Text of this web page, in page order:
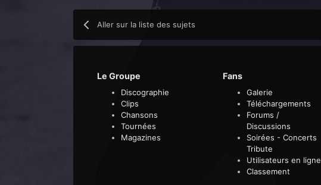
Aller sur la liste des sujets
Le Groupe
Discographie
Clips
Chansons
Tournées
Magazines
Fans
Galerie
Téléchargements
Forums /
Discussions
Soirées - Concerts
Tribute
Utilisateurs en ligne
Classement